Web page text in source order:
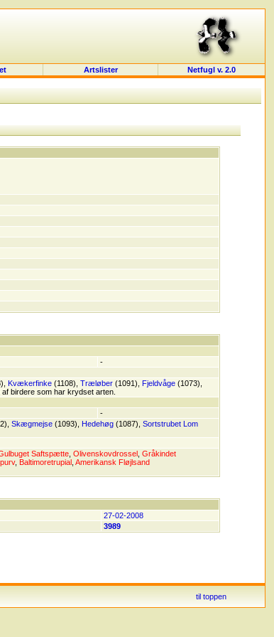
Artslister Netfugl v. 2.0
-
Kvækerfinke (1108), Træløber (1091), Fjeldvåge (1073),
birdere som har krydset arten.
-
Skægmejse (1093), Hedehøg (1087), Sortstrubet Lom
Saftspætte Olivenskovdrossel Gråkindet
, Baltimoretrupial Amerikansk Fløjlsand
27-02-2008
3989
til toppen